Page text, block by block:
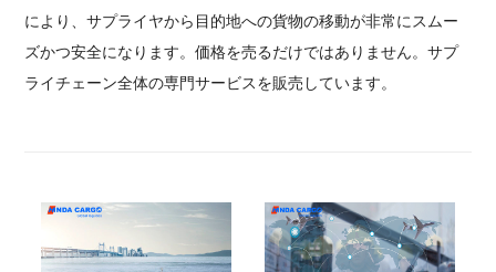
により、サプライヤから目的地への貨物の移動が非常にスムー
ズかつ安全になります。価格を売るだけではありません。サプ
ライチェーン全体の専門サービスを販売しています。